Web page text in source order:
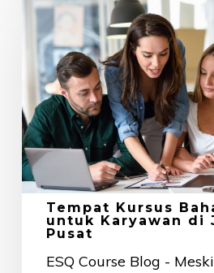
Kursus
Bahasa
Inggris
untuk
Karyawan
di
Jakarta
Pusat
Tempat Kursus
untuk Karyawan di
Pusat
ESQ Course Blog -